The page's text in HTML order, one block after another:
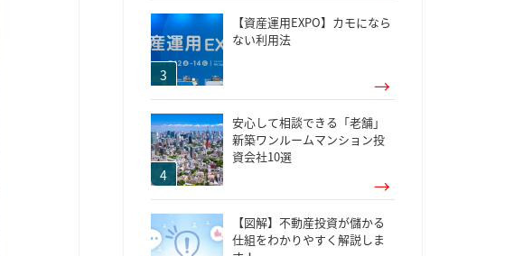
【資産運用EXPO】カモになら
ない利用法
安心して相談できる「老舗」
新築ワンルームマンション投
資会社10選
【図解】不動産投資が儲かる
仕組をわかりやすく解説しま